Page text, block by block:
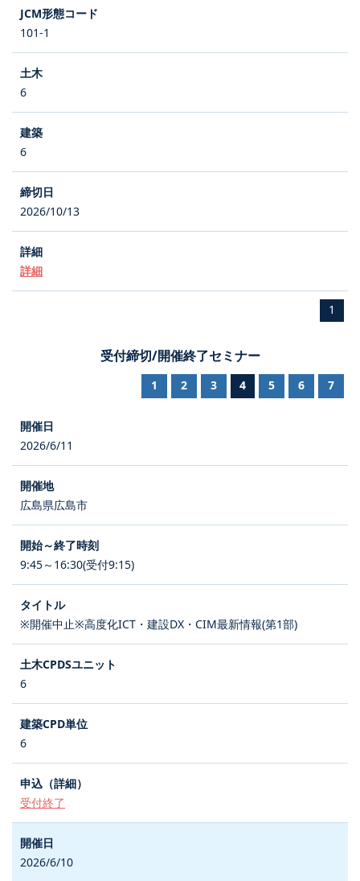
101-1
6
6
2026/10/13
詳細
1
受付締切/開催終了セミナー
1 2 3 4 5 6 7
2026/6/11
広島県広島市
9:45～16:30(受付9:15)
※開催中止※高度化ICT・建設DX・CIM最新情報(第1部)
6
6
受付終了
2026/6/10